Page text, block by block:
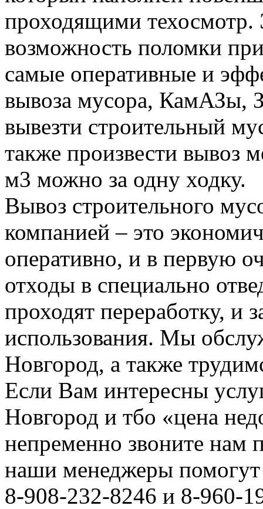
проходящими техосмотр.
возможность поломки
самые оперативные и
вывоза мусора,
вывезти строительный
также произвести вывоз
м3 можно за одну ходку.
Вывоз строительного
компанией – это
оперативно, и в первую
отходы в специально
проходят переработку, и
использования. Мы
Новгород, а также
Если Вам интересны
Новгород и тбо «цена
непременно звоните нам
наши менеджеры помогут
8-908-232-8246 и 8-960-